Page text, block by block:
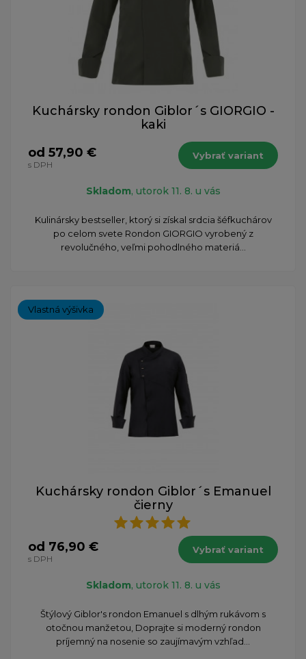
Kuchársky rondon Giblor´s GIORGIO -
kaki
od 57,90 €
s DPH
Vybrať variant
Skladom, utorok 11. 8. u vás
Kulinársky bestseller, ktorý si získal srdcia šéfkuchárov
po celom svete Rondon GIORGIO vyrobený z
revolučného, veľmi pohodlného materiá...
Vlastná výšivka
Kuchársky rondon Giblor´s Emanuel
čierny
od 76,90 €
s DPH
Vybrať variant
Skladom, utorok 11. 8. u vás
Štýlový Giblor's rondon Emanuel s dlhým rukávom s
otočnou manžetou, Doprajte si moderný rondon
príjemný na nosenie so zaujímavým vzhľad...